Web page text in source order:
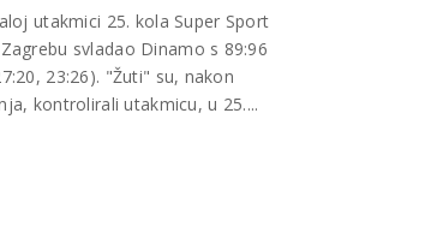
utakmici 25. kola Super Sport
svladao Dinamo s 89:96
23:26). "Žuti" su, nakon
kontrolirali utakmicu, u 25....